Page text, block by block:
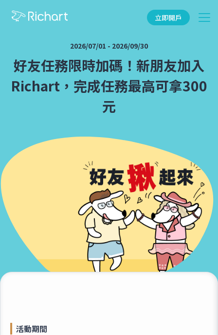
立即開戶
2026/07/01 - 2026/09/30
好友任務限時加碼！新朋友加入
Richart，完成任務最高可拿300
元
活動期間